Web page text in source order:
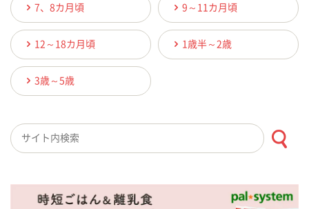
7、8カ月頃 9～11カ月頃
12～18カ月頃 1歳半～2歳
3歳～5歳
検索キーワード入力